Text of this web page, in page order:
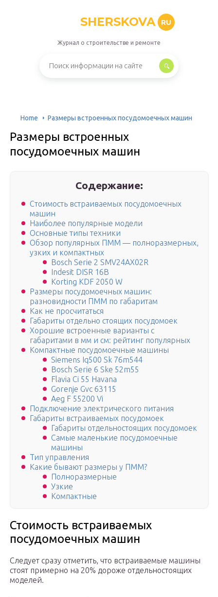
SHERSKOVA RU
Журнал о строительстве и ремонте
Home Размеры встроенных посудомоечных машин
Размеры встроенных
посудомоечных машин
Содержание:
Стоимость встраиваемых посудомоечных
машин
Наиболее популярные модели
Основные типы техники
Обзор популярных ПММ — полноразмерных,
узких и компактных
Bosch Serie 2 SMV24AX02R
Indesit DISR 16B
Korting KDF 2050 W
Размеры посудомоечных машин:
разновидности ПММ по габаритам
Как не просчитаться
Габариты отдельно стоящих посудомоек
Хорошие встроенные варианты с
габаритами в мм и см: рейтинг популярных
Компактные посудомоечные машины
Siemens Iq500 Sk 76m544
Bosch Serie 6 Ske 52m55
Flavia Ci 55 Havana
Gorenje Gvc 63115
Aeg F 55200 Vi
Подключение электрического питания
Габариты встраиваемых посудомоек
Габариты отдельностоящих посудомоек
Самые маленькие посудомоечные
машины
Тип управления
Какие бывают размеры у ПММ?
Полноразмерные
Узкие
Компактные
Стоимость встраиваемых
посудомоечных машин
Следует сразу отметить, что встраиваемые машины
стоят примерно на 20% дороже отдельностоящих
моделей.